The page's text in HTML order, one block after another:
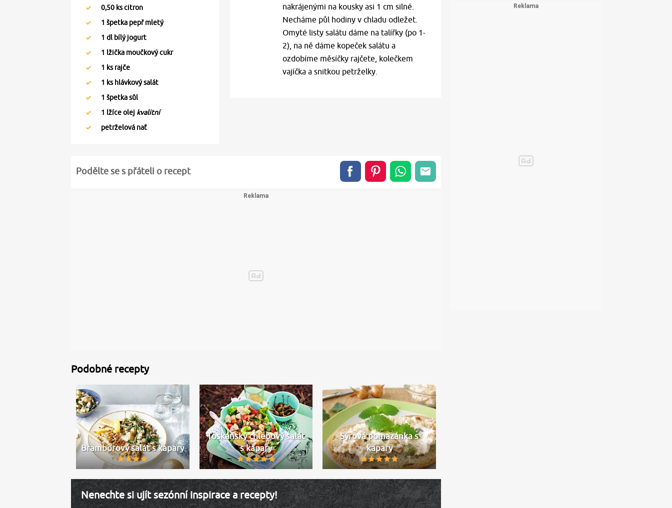
0,50 ks citron
1 špetka pepř mletý
1 dl bílý jogurt
1 lžička moučkový cukr
1 ks rajče
1 ks hlávkový salát
1 špetka sůl
1 lžíce olej kvalitní
petrželová nať
nakrájenými na kousky asi 1 cm silné.
Necháme půl hodiny v chladu odležet.
Omyté listy salátu dáme na talířky (po 1-
2), na ně dáme kopeček salátu a
ozdobíme měsíčky rajčete, kolečkem
vajíčka a snitkou petrželky.
Podělte se s přáteli o recept
Podobné recepty
Bramborový salát s kapary
Toskánský chlebový salát
s kapary
Sýrová pomazánka s
kapary
Nenechte si ujít sezónní inspirace a recepty!